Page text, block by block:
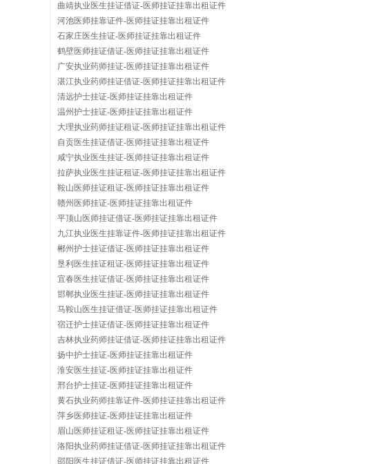
网
曲靖执业医生挂证借证-医师挂证挂靠出租证件
河池医师挂靠证件-医师挂证挂靠出租证件
石家庄医生挂证-医师挂证挂靠出租证件
鹤壁医师挂证借证-医师挂证挂靠出租证件
广安执业药师挂证-医师挂证挂靠出租证件
湛江执业药师挂证借证-医师挂证挂靠出租证件
清远护士挂证-医师挂证挂靠出租证件
温州护士挂证-医师挂证挂靠出租证件
大理执业药师挂证租证-医师挂证挂靠出租证件
自贡医生挂证借证-医师挂证挂靠出租证件
咸宁执业医生挂证-医师挂证挂靠出租证件
拉萨执业医生挂证租证-医师挂证挂靠出租证件
鞍山医师挂证租证-医师挂证挂靠出租证件
赣州医师挂证-医师挂证挂靠出租证件
平顶山医师挂证借证-医师挂证挂靠出租证件
九江执业医生挂靠证件-医师挂证挂靠出租证件
郴州护士挂证借证-医师挂证挂靠出租证件
垦利医生挂证租证-医师挂证挂靠出租证件
宜春医生挂证借证-医师挂证挂靠出租证件
邯郸执业医生挂证-医师挂证挂靠出租证件
马鞍山医生挂证借证-医师挂证挂靠出租证件
宿迁护士挂证借证-医师挂证挂靠出租证件
吉林执业药师挂证借证-医师挂证挂靠出租证件
扬中护士挂证-医师挂证挂靠出租证件
淮安医生挂证-医师挂证挂靠出租证件
邢台护士挂证-医师挂证挂靠出租证件
黄石执业药师挂靠证件-医师挂证挂靠出租证件
萍乡医师挂证-医师挂证挂靠出租证件
眉山医师挂证租证-医师挂证挂靠出租证件
洛阳执业药师挂证借证-医师挂证挂靠出租证件
邵阳医生挂证借证-医师挂证挂靠出租证件